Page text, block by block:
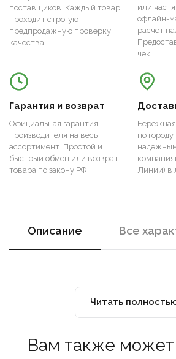
поставщиков. Каждый товар
проходит строгую
предпродажную проверку
качества.
или
офлайн-
расчет
чек.
Гарантия и возврат
Официальная гарантия
производителя на весь
ассортимент. Простой и
быстрый обмен или возврат
товара по закону РФ.
Бережная
по
Линии) в
Описание Все
Читать
Вам также может